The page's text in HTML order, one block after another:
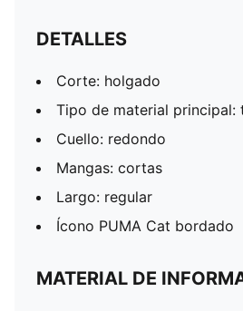
DETALLES
Corte: holgado
Tipo de material principal:
Cuello: redondo
Mangas: cortas
Largo: regular
Ícono PUMA Cat bordado
MATERIAL DE